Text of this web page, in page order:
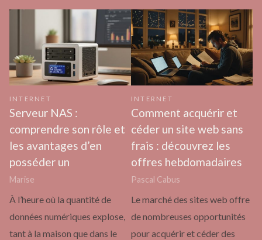
INTERNET
Serveur NAS :
comprendre son rôle et
les avantages d’en
posséder un
Marise
À l’heure où la quantité de
données numériques explose,
tant à la maison que dans le
INTERNET
Comment acquérir et
céder un site web sans
frais : découvrez les
offres hebdomadaires
Pascal Cabus
Le marché des sites web offre
de nombreuses opportunités
pour acquérir et céder des